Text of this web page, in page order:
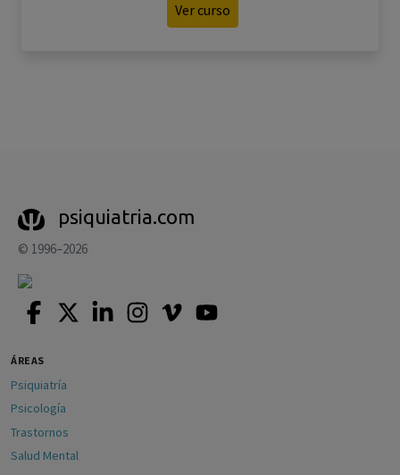
Ver curso
psiquiatria.com
© 1996–2026
ÁREAS
Psiquiatría
Psicología
Trastornos
Salud Mental